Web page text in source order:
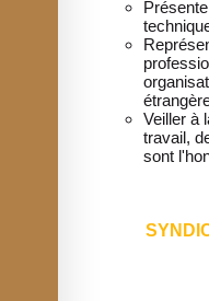
Veiller à
travail,
sont